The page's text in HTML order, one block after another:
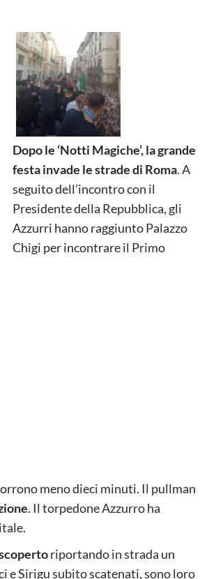
Dopo le ‘Notti Magiche’, la grande
festa invade le strade di Roma. A
seguito dell’incontro con il
Presidente della Repubblica, gli
Azzurri hanno raggiunto Palazzo
Chigi per incontrare il Primo
meno dieci minuti. Il pullman
. Il torpedone Azzurro ha
riportando in strada un
e Sirigu subito scatenati, sono loro